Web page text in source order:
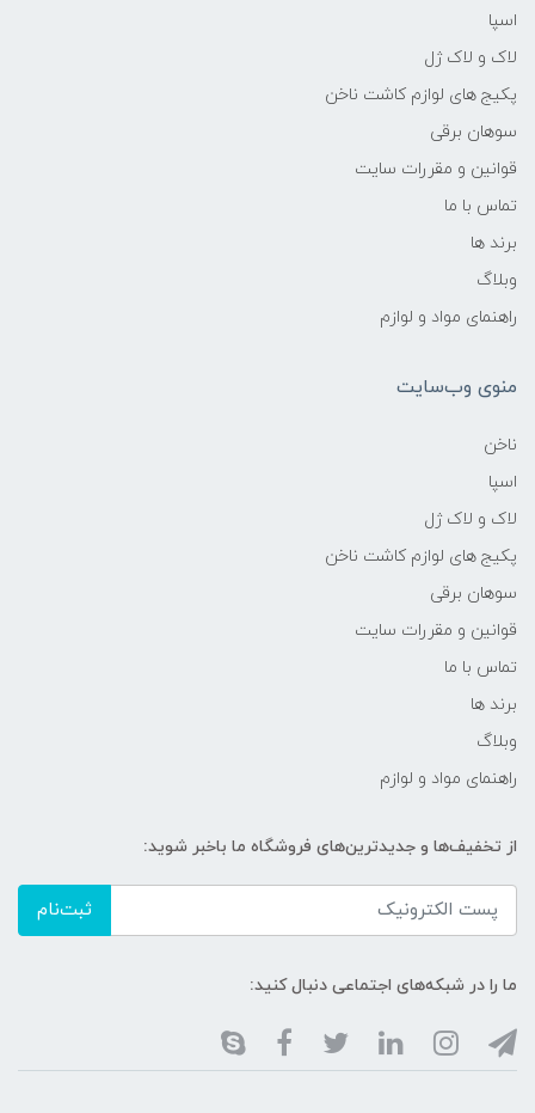
اسپا
لاک و لاک ژل
پکیج های لوازم کاشت ناخن
سوهان برقی
قوانین و مقررات سایت
تماس با ما
برند ها
وبلاگ
راهنمای مواد و لوازم
منوی وب‌سایت
ناخن
اسپا
لاک و لاک ژل
پکیج های لوازم کاشت ناخن
سوهان برقی
قوانین و مقررات سایت
تماس با ما
برند ها
وبلاگ
راهنمای مواد و لوازم
از تخفیف‌ها و جدیدترین‌های فروشگاه ما باخبر شوید:
ثبت‌نام
ما را در شبکه‌های اجتماعی دنبال کنید: